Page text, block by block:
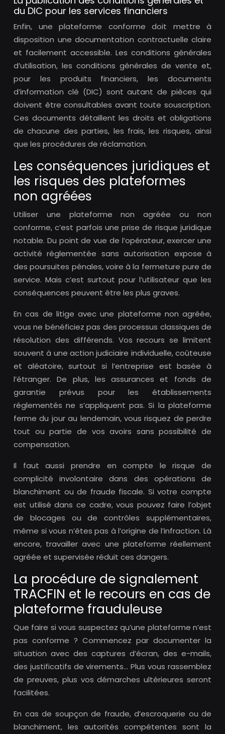
du DIC pour les services financiers
Enfin, une plateforme conforme doit mettre à
disposition une documentation contractuelle claire
et facilement accessible. Les conditions générales
d’utilisation, les conditions générales de vente et,
pour les produits financiers, les documents
d’information clé (DIC) sont autant de pièces qui
doivent être consultables avant toute souscription.
Ces documents détaillent les droits et obligations
de chacune des parties, les frais, les risques, ainsi
que les procédures de réclamation.
Les conséquences juridiques et
les risques des plateformes
non agréées
Utiliser une plateforme non agréée ou non
conforme, c’est parfois une prise de risque juridique
notable. Du point de vue de l’opérateur, exercer une
activité réglementée sans autorisation expose à
des poursuites pénales, voire à la fermeture pure de
service. Mais c’est surtout pour l’utilisateur que les
conséquences peuvent être les plus graves.
En cas de litige avec une plateforme non agréée,
vous ne bénéficiez pas des processus classiques de
résolution des différends. Vos recours se limitent
souvent à une action judiciaire individuelle, coûteuse
et aléatoire, surtout si l’entreprise est basée à
l’étranger. De plus, les assurances et fonds de
garantie prévus pour les établissements
réglementés ne s’appliquent pas. Si la plateforme
ferme du jour au lendemain, vous risquez de perdre
tout ou partie de vos avoirs sans possibilité de
compensation.
Il faut aussi prendre en compte le risque de
complicité involontaire dans des opérations de
blanchiment ou de fraude fiscale. Si votre compte
est utilisé dans ce cadre, vous pouvez faire l’objet
de blocages ou de contrôles supplémentaires,
même si vous n’êtes pas à l’origine de l’infraction. Là
encore, travailler avec une plateforme réellement
agréée et supervisée réduit ces dangers.
La procédure de signalement
TRACFIN et le recours en cas de
plateforme frauduleuse
Que faire si vous suspectez qu’une plateforme n’est
pas conforme ? Commencez par documenter la
situation avec des captures d’écran, des e-mails,
des justificatifs de virements… Plus vous rassemblez
de preuves, plus vos démarches ultérieures seront
facilitées.
En cas de soupçon de fraude, d’escroquerie ou de
blanchiment, les autorités compétentes sont la